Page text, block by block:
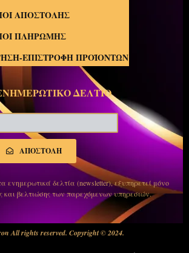
ΑΠΟΣΤΟΛΗΣ
ΠΛΗΡΩΜΗΣ
ΕΠΙΣΤΡΟΦΗ ΠΡΟΪΟΝΤΩΝ
ΔΕΛΤΙΟ
ΑΠΟΣΤΟΛΗ
δελτία (newsletter), εξυπηρετεί μόνο
και βελτιώσης των παρεχόμενων υπηρεσιών.
All rights reserved. Copyright © 2024.